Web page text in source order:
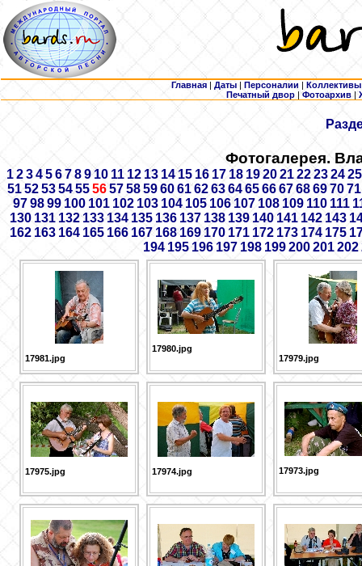
Главная | Даты | Персоналии | Коллективы
Печатный двор |Фотоархив |
Фотогалерея.
1 2 3 45 6 7 8 9 10 11 12 13 1415 16 17 18 19 20 21 22 23 24 25
51 52 53 54 55 56 57 58 59 60 61 62 63 64 65 66 67 68 6970 71
97 98 99 100 101 102 103 104 105 106 107 108 109 110 111
130 131 132133 134 135 136 137 138 139 140 141 142 143
162 163 164 165 166 167 168 169 170 171 172 173 174 175
194 195 196 197 198 199200201202
17981.jpg
17980.jpg
17979.jpg
17975.jpg 17974.jpg 17973.jpg